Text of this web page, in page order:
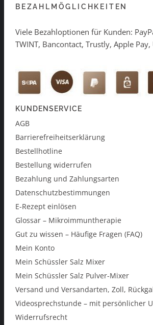
BEZAHLMÖGLICHKEITEN
Viele Bezahloptionen für Kunden:
TWINT, Bancontact, Trustly, Apple
KUNDENSERVICE
AGB
Barrierefreiheitserklärung
Bestellhotline
Bestellung widerrufen
Bezahlung und Zahlungsarten
Datenschutzbestimmungen
E-Rezept einlösen
Glossar – Mikroimmuntherapie
Gut zu wissen – Häufige Fragen (FAQ)
Mein Konto
Mein Schüssler Salz Mixer
Mein Schüssler Salz Pulver-Mixer
Versand und Versandarten, Zoll,
Videosprechstunde – mit persönlicher
Widerrufsrecht